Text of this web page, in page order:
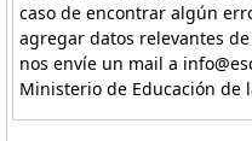
caso de encontrar algún
agregar datos relevantes
nos envíe un mail a
Ministerio de Educación de